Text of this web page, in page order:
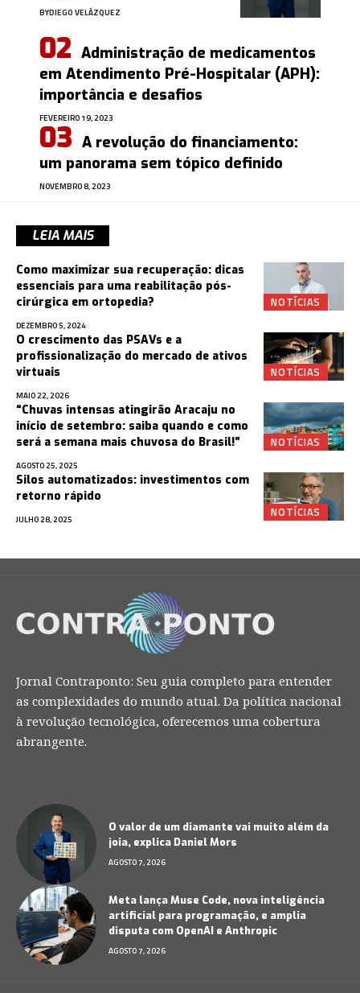
BYDIEGO VELÁZQUEZ
Administração de medicamentos
em Atendimento Pré-Hospitalar (APH):
importância e desafios
FEVEREIRO 19, 2023
A revolução do financiamento:
um panorama sem tópico definido
NOVEMBRO 8, 2023
LEIA MAIS
NOTÍCIAS
Como maximizar sua recuperação: dicas
essenciais para uma reabilitação pós-
cirúrgica em ortopedia?
DEZEMBRO 5, 2024
NOTÍCIAS
O crescimento das PSAVs e a
profissionalização do mercado de ativos
virtuais
MAIO 22, 2026
NOTÍCIAS
“Chuvas intensas atingirão Aracaju no
início de setembro: saiba quando e como
será a semana mais chuvosa do Brasil!”
AGOSTO 25, 2025
NOTÍCIAS
Silos automatizados: investimentos com
retorno rápido
JULHO 28, 2025
Jornal Contraponto: Seu guia completo para entender
as complexidades do mundo atual. Da política nacional
à revolução tecnológica, oferecemos uma cobertura
abrangente.
O valor de um diamante vai muito além da
joia, explica Daniel Mors
AGOSTO 7, 2026
Meta lança Muse Code, nova inteligência
artificial para programação, e amplia
disputa com OpenAI e Anthropic
AGOSTO 7, 2026